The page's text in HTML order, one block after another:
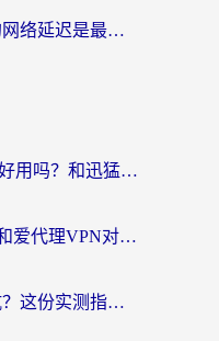
在外国玩魔兽世界，你的网络延迟是最大的敌人
海外党必看：Malus VPN好用吗？和迅猛兔VPN对比哪个回国效果更好？附真实体验与避坑指南
Quickback VPN好用吗？和爱代理VPN对比哪个回国效果更好？
海外翻墙回国电脑总踩坑？这份实测指南帮你选对加速器（附ChickCNinitapMalus对比）